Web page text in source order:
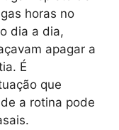
horas no
dia a dia,
apagar a
É
que
a rotina pode